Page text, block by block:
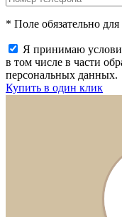
* Поле обязательно
Я принимаю
в том числе в части
персональных данных.
Купить в один клик